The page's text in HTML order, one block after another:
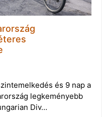
és 9 nap a
legkeményebb
Div…